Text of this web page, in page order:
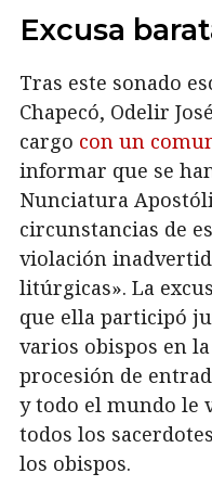
Excusa
Tras este sonado
Chapecó, Odelir
cargo con un
informar que se
Nunciatura
circunstancias de
violación
litúrgicas». La
que ella participó
varios obispos en
procesión de
y todo el mundo le
todos los
los obispos.